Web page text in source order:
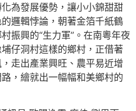
為發展優勢，讓小小錦甜甜
邏輯悖論，朝著金箔千紙鶴
振興的“生力軍”。在南粵年夜
仔洞村這樣的鄉村，正借著
走出產業興旺、農平易近增
，繪就出一幅幅和美鄉村的